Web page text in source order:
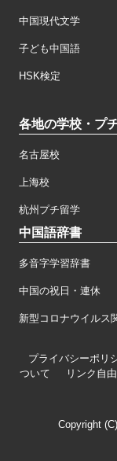
中国現代文学
子ども中国語
HSK検定
各地の学校・プ
名古屋校
上海校
杭州プチ留学
中国語辞書
多音字学習辞書
中国の祝日・連休
新型コロナウイルス
プライバシーポリ
ついて
リンク自由
Copyright